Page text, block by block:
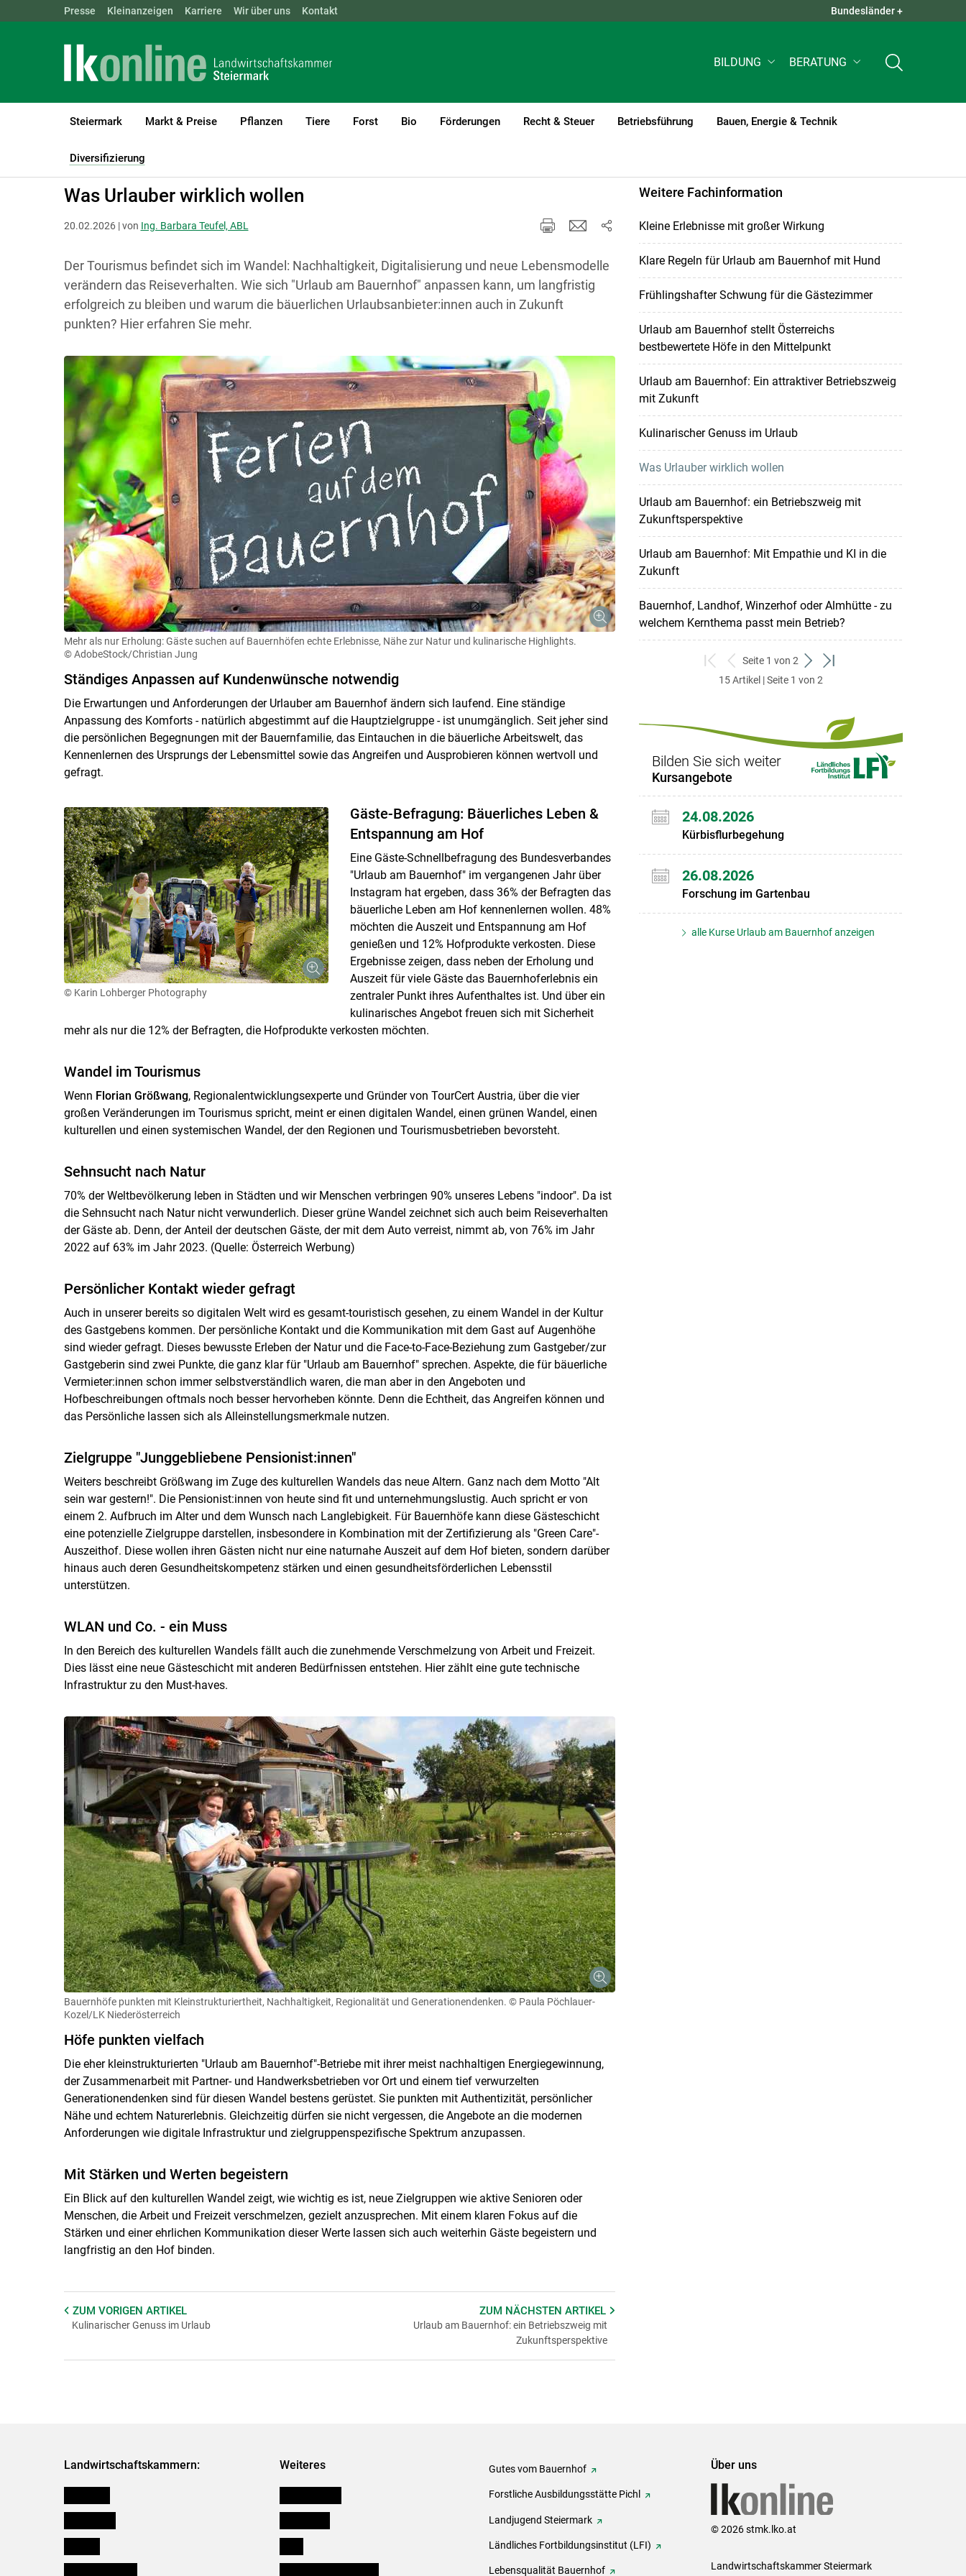
Skip to main content
Landwirtschaftskammern: ÖSTERREICH BGLD KTN NÖ QUICK LINKS +
Presse Kleinanzeigen Karriere Wir über uns Kontakt Bundesländer +
BILDUNG BERATUNG
Steiermark Markt & Preise Pflanzen Tiere Forst Bio Förderungen Recht & Steuer Betriebsführung Bauen, Energie & Technik
Diversifizierung
(current)1
LK Steiermark Diversifizierung
Was Urlauber wirklich wollen
20.02.2026 | von Ing. Barbara Teufel, ABL
Der Tourismus befindet sich im Wandel: Nachhaltigkeit, Digitalisierung und neue Lebensmodelle
verändern das Reiseverhalten. Wie sich "Urlaub am Bauernhof" anpassen kann, um langfristig
erfolgreich zu bleiben und warum die bäuerlichen Urlaubsanbieter:innen auch in Zukunft
punkten? Hier erfahren Sie mehr.
Mehr als nur Erholung: Gäste suchen auf Bauernhöfen echte Erlebnisse, Nähe zur Natur und kulinarische Highlights.
© AdobeStock/Christian Jung
Ständiges Anpassen auf Kundenwünsche notwendig
Die Erwartungen und Anforderungen der Urlauber am Bauernhof ändern sich laufend. Eine ständige
Anpassung des Komforts - natürlich abgestimmt auf die Hauptzielgruppe - ist unumgänglich. Seit jeher sind
die persönlichen Begegnungen mit der Bauernfamilie, das Eintauchen in die bäuerliche Arbeitswelt, das
Kennenlernen des Ursprungs der Lebensmittel sowie das Angreifen und Ausprobieren können wertvoll und
gefragt.
© Karin Lohberger Photography
Gäste-Befragung: Bäuerliches Leben &
Entspannung am Hof
Eine Gäste-Schnellbefragung des Bundesverbandes
"Urlaub am Bauernhof" im vergangenen Jahr über
Instagram hat ergeben, dass 36% der Befragten das
bäuerliche Leben am Hof kennenlernen wollen. 48%
möchten die Auszeit und Entspannung am Hof
genießen und 12% Hofprodukte verkosten. Diese
Ergebnisse zeigen, dass neben der Erholung und
Auszeit für viele Gäste das Bauernhoferlebnis ein
zentraler Punkt ihres Aufenthaltes ist. Und über ein
kulinarisches Angebot freuen sich mit Sicherheit
mehr als nur die 12% der Befragten, die Hofprodukte verkosten möchten.
Wandel im Tourismus
Wenn Florian Größwang, Regionalentwicklungsexperte und Gründer von TourCert Austria, über die vier
großen Veränderungen im Tourismus spricht, meint er einen digitalen Wandel, einen grünen Wandel, einen
kulturellen und einen systemischen Wandel, der den Regionen und Tourismusbetrieben bevorsteht.
Sehnsucht nach Natur
70% der Weltbevölkerung leben in Städten und wir Menschen verbringen 90% unseres Lebens "indoor". Da ist
die Sehnsucht nach Natur nicht verwunderlich. Dieser grüne Wandel zeichnet sich auch beim Reiseverhalten
der Gäste ab. Denn, der Anteil der deutschen Gäste, der mit dem Auto verreist, nimmt ab, von 76% im Jahr
2022 auf 63% im Jahr 2023. (Quelle: Österreich Werbung)
Persönlicher Kontakt wieder gefragt
Auch in unserer bereits so digitalen Welt wird es gesamt-touristisch gesehen, zu einem Wandel in der Kultur
des Gastgebens kommen. Der persönliche Kontakt und die Kommunikation mit dem Gast auf Augenhöhe
sind wieder gefragt. Dieses bewusste Erleben der Natur und die Face-to-Face-Beziehung zum Gastgeber/zur
Gastgeberin sind zwei Punkte, die ganz klar für "Urlaub am Bauernhof" sprechen. Aspekte, die für bäuerliche
Vermieter:innen schon immer selbstverständlich waren, die man aber in den Angeboten und
Hofbeschreibungen oftmals noch besser hervorheben könnte. Denn die Echtheit, das Angreifen können und
das Persönliche lassen sich als Alleinstellungsmerkmale nutzen.
Zielgruppe "Junggebliebene Pensionist:innen"
Weiters beschreibt Größwang im Zuge des kulturellen Wandels das neue Altern. Ganz nach dem Motto "Alt
sein war gestern!". Die Pensionist:innen von heute sind fit und unternehmungslustig. Auch spricht er von
einem 2. Aufbruch im Alter und dem Wunsch nach Langlebigkeit. Für Bauernhöfe kann diese Gästeschicht
eine potenzielle Zielgruppe darstellen, insbesondere in Kombination mit der Zertifizierung als "Green Care"-
Auszeithof. Diese wollen ihren Gästen nicht nur eine naturnahe Auszeit auf dem Hof bieten, sondern darüber
hinaus auch deren Gesundheitskompetenz stärken und einen gesundheitsförderlichen Lebensstil
unterstützen.
WLAN und Co. - ein Muss
In den Bereich des kulturellen Wandels fällt auch die zunehmende Verschmelzung von Arbeit und Freizeit.
Dies lässt eine neue Gästeschicht mit anderen Bedürfnissen entstehen. Hier zählt eine gute technische
Infrastruktur zu den Must-haves.
Bauernhöfe punkten mit Kleinstrukturiertheit, Nachhaltigkeit, Regionalität und Generationendenken. © Paula Pöchlauer-
Kozel/LK Niederösterreich
Höfe punkten vielfach
Die eher kleinstrukturierten "Urlaub am Bauernhof"-Betriebe mit ihrer meist nachhaltigen Energiegewinnung,
der Zusammenarbeit mit Partner- und Handwerksbetrieben vor Ort und einem tief verwurzelten
Generationendenken sind für diesen Wandel bestens gerüstet. Sie punkten mit Authentizität, persönlicher
Nähe und echtem Naturerlebnis. Gleichzeitig dürfen sie nicht vergessen, die Angebote an die modernen
Anforderungen wie digitale Infrastruktur und zielgruppenspezifische Spektrum anzupassen.
Mit Stärken und Werten begeistern
Ein Blick auf den kulturellen Wandel zeigt, wie wichtig es ist, neue Zielgruppen wie aktive Senioren oder
Menschen, die Arbeit und Freizeit verschmelzen, gezielt anzusprechen. Mit einem klaren Fokus auf die
Stärken und einer ehrlichen Kommunikation dieser Werte lassen sich auch weiterhin Gäste begeistern und
langfristig an den Hof binden.
ZUM VORIGEN ARTIKEL
Kulinarischer Genuss im Urlaub
ZUM NÄCHSTENARTIKEL
Urlaub am Bauernhof: ein Betriebszweig mit
Zukunftsperspektive
Weitere Fachinformation
Kleine Erlebnisse mit großer Wirkung
Klare Regeln für Urlaub am Bauernhof mit Hund
Frühlingshafter Schwung für die Gästezimmer
Urlaub am Bauernhof stellt Österreichs
bestbewertete Höfe in den Mittelpunkt
Urlaub am Bauernhof: Ein attraktiver Betriebszweig
mit Zukunft
Kulinarischer Genuss im Urlaub
Was Urlauber wirklich wollen
Urlaub am Bauernhof: ein Betriebszweig mit
Zukunftsperspektive
Urlaub am Bauernhof: Mit Empathie und KI in die
Zukunft
Bauernhof, Landhof, Winzerhof oder Almhütte - zu
welchem Kernthema passt mein Betrieb?
zum
ersten
zurück
zum
Seite 1 von 2
weiter
zum
zum
15 Artikel | Seite 1 von 2
Bilden Sie sich weiter
Kursangebote
24.08.2026
Kürbisflurbegehung
26.08.2026
Forschung im Gartenbau
alle Kurse Urlaub am Bauernhof anzeigen
Landwirtschaftskammern: Weiteres Gutes vom Bauernhof
Forstliche Ausbildungsstätte Pichl
Landjugend Steiermark
Ländliches Fortbildungsinstitut (LFI)
Lebensqualität Bauernhof
Über uns
© 2026 stmk.lko.at
Landwirtschaftskammer Steiermark